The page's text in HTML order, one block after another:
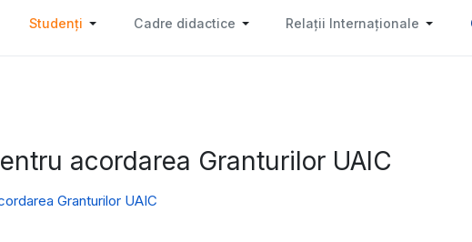
Studenți Cadre didactice Relații Internaționale
acordarea Granturilor UAIC
Granturilor UAIC